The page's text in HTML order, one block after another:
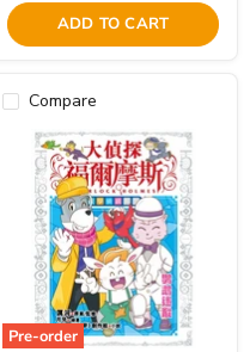
ADD TO CART
Compare
Pre-order